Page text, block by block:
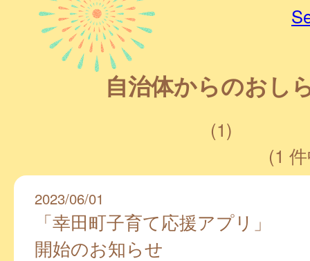
自治体からのおし
(1)
(1
2023/06/01
「幸田町子育て応援アプリ」
開始のお知らせ